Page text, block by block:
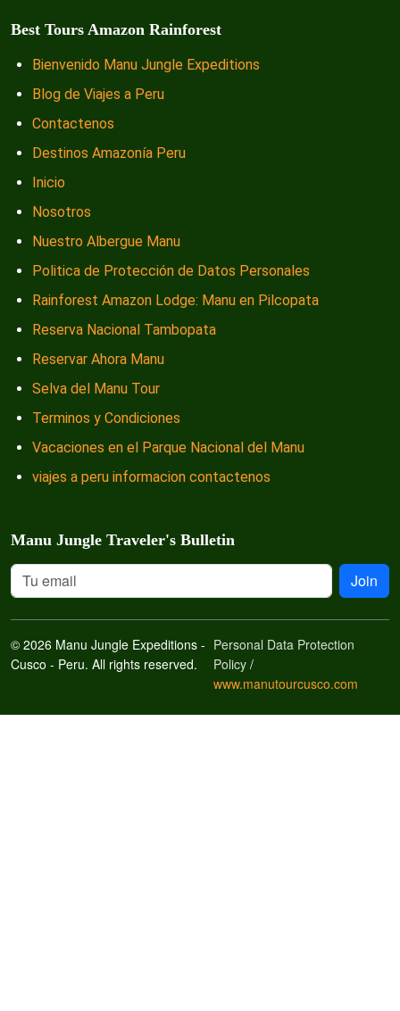
Best Tours Amazon Rainforest
Bienvenido Manu Jungle Expeditions
Blog de Viajes a Peru
Contactenos
Destinos Amazonía Peru
Inicio
Nosotros
Nuestro Albergue Manu
Politica de Protección de Datos Personales
Rainforest Amazon Lodge: Manu en Pilcopata
Reserva Nacional Tambopata
Reservar Ahora Manu
Selva del Manu Tour
Terminos y Condiciones
Vacaciones en el Parque Nacional del Manu
viajes a peru informacion contactenos
Manu Jungle Traveler's Bulletin
Join
© 2026 Manu Jungle Expeditions -
Cusco - Peru. All rights reserved.
Personal Data Protection
Policy /
www.manutourcusco.com